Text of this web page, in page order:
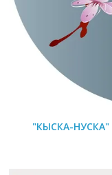
"КЫСКА-НУСКА"